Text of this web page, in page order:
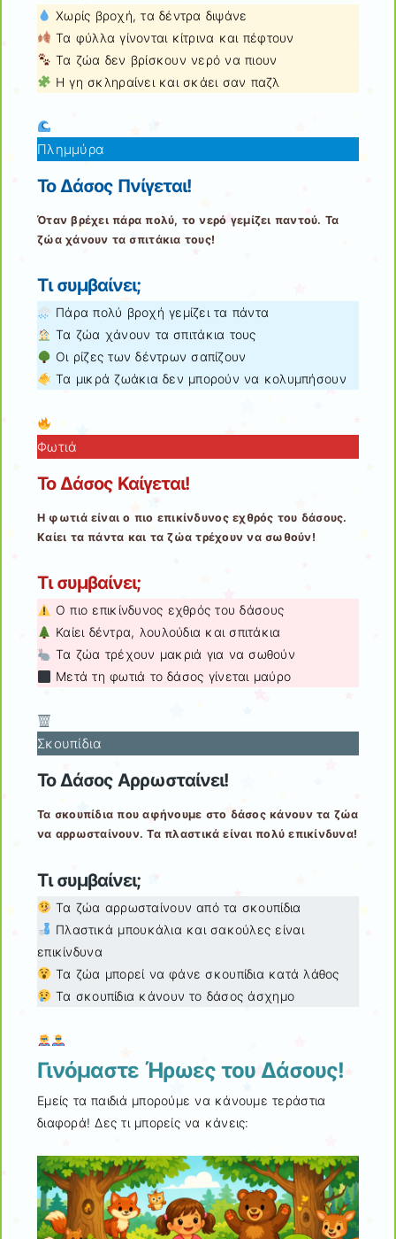
Χωρίς βροχή, τα δέντρα διψάνε
Τα φύλλα γίνονται κίτρινα και πέφτουν
Τα ζώα δεν βρίσκουν νερό να πιουν
Η γη σκληραίνει και σκάει σαν παζλ
Πλημμύρα
Το Δάσος Πνίγεται!
Όταν βρέχει πάρα πολύ, το νερό γεμίζει παντού. Τα
ζώα χάνουν τα σπιτάκια τους!
Τι συμβαίνει;
Πάρα πολύ βροχή γεμίζει τα πάντα
Τα ζώα χάνουν τα σπιτάκια τους
Οι ρίζες των δέντρων σαπίζουν
Τα μικρά ζωάκια δεν μπορούν να κολυμπήσουν
Φωτιά
Το Δάσος Καίγεται!
Η φωτιά είναι ο πιο επικίνδυνος εχθρός του δάσους.
Καίει τα πάντα και τα ζώα τρέχουν να σωθούν!
Τι συμβαίνει;
Ο πιο επικίνδυνος εχθρός του δάσους
Καίει δέντρα, λουλούδια και σπιτάκια
Τα ζώα τρέχουν μακριά για να σωθούν
Μετά τη φωτιά το δάσος γίνεται μαύρο
Σκουπίδια
Το Δάσος Αρρωσταίνει!
Τα σκουπίδια που αφήνουμε στο δάσος κάνουν τα ζώα
να αρρωσταίνουν. Τα πλαστικά είναι πολύ επικίνδυνα!
Τι συμβαίνει;
Τα ζώα αρρωσταίνουν από τα σκουπίδια
Πλαστικά μπουκάλια και σακούλες είναι
επικίνδυνα
Τα ζώα μπορεί να φάνε σκουπίδια κατά λάθος
Τα σκουπίδια κάνουν το δάσος άσχημο
Γινόμαστε Ήρωες του Δάσους!
Εμείς τα παιδιά μπορούμε να κάνουμε τεράστια
διαφορά! Δες τι μπορείς να κάνεις: